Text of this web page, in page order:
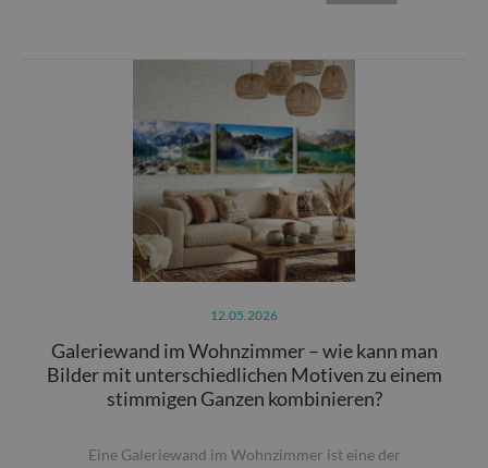
12.05.2026
Galeriewand im Wohnzimmer – wie kann man
Bilder mit unterschiedlichen Motiven zu einem
stimmigen Ganzen kombinieren?
Eine Galeriewand im Wohnzimmer ist eine der